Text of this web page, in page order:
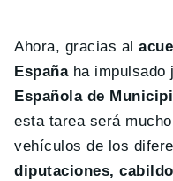
Ahora, gracias al
Españaha impulsado
Española de
esta tarea será
vehículos de los
diputaciones,